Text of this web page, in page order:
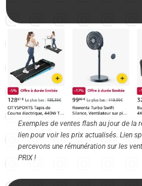
Exemples de ventes flash au jour de la
lien pour voir les prix actualisés. Lien
percevons une rémunération sur les
PRIX !